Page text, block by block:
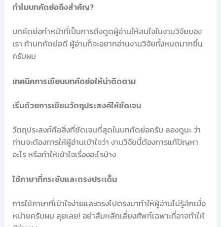
ทำไมบทคัดย่อถึงสำคัญ?
บทคัดย่อทำหน้าที่เป็นการดึงดูดผู้อ่านให้สนใจในงานวิจัยของ
เรา ถ้าบทคัดย่อดี ผู้อ่านก็จะอยากอ่านงานวิจัยทั้งหมดมากขึ้น
ครับผม
เทคนิคการเขียนบทคัดย่อให้น่าติดตาม
เริ่มด้วยการเขียนวัตถุประสงค์ให้ชัดเจน
วัตถุประสงค์คือสิ่งที่ชัดเจนที่สุดในบทคัดย่อครับ ลองดูนะ ว่า
ท่านจะต้องการให้ผู้อ่านเข้าใจว่า งานวิจัยนี้ต้องการแก้ปัญหา
อะไร หรือทำให้เข้าใจเรื่องอะไรบ้าง
ใช้ภาษาที่กระชับและตรงประเด็น
การใช้ภาษาที่เข้าใจง่ายและตรงไปตรงมาทำให้ผู้อ่านไม่รู้สึกเบื่อ
หน่ายครับผม ลุยเลย! อย่าลืมหลีกเลี่ยงศัพท์เฉพาะที่อาจทำให้